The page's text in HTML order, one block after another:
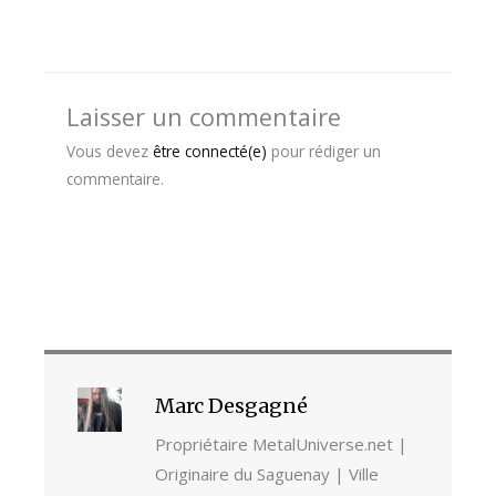
Laisser un commentaire
Vous devez être connecté(e) pour rédiger un
commentaire.
Marc Desgagné
Propriétaire MetalUniverse.net |
Originaire du Saguenay | Ville